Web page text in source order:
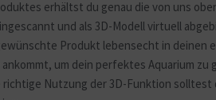
erhältst du genau die von uns
und als 3D-Modell virtuell
Produkt lebensecht in deinen
um dein perfektes Aquarium
richtige Nutzung der 3D-Funktion